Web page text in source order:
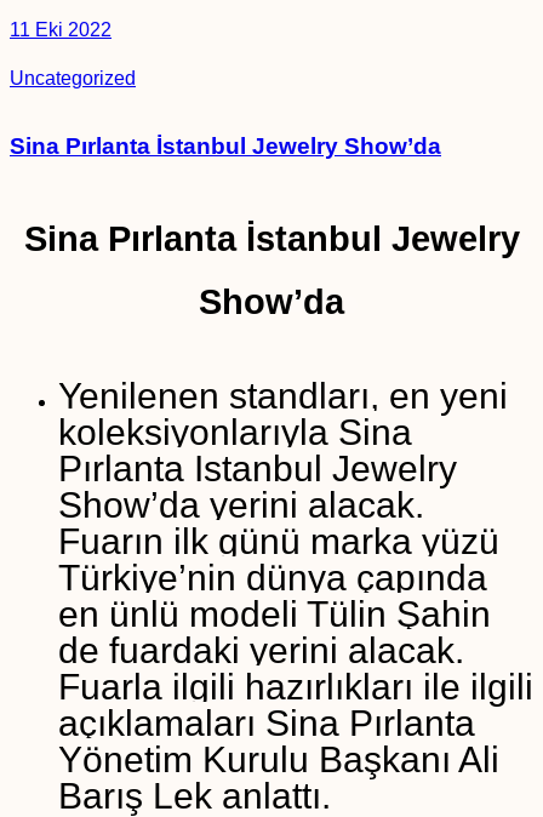
11 Eki 2022
Uncategorized
Sina Pırlanta İstanbul Jewelry Show’da
Sina Pırlanta İstanbul Jewelry
Show’da
Yenilenen standları, en yeni
koleksiyonlarıyla Sina
Pırlanta Istanbul Jewelry
Show’da yerini alacak.
Fuarın ilk günü marka yüzü
Türkiye’nin dünya çapında
en ünlü modeli Tülin Şahin
de fuardaki yerini alacak.
Fuarla ilgili hazırlıkları ile ilgili
açıklamaları Sina Pırlanta
Yönetim Kurulu Başkanı Ali
Barış Lek anlattı.